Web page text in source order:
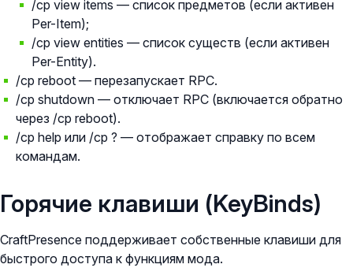
/cp view items — список предметов (если активен
Per-Item);
/cp view entities — список существ (если активен
Per-Entity).
/cp reboot — перезапускает RPC.
/cp shutdown — отключает RPC (включается обратно
через /cp reboot).
/cp help или /cp ? — отображает справку по всем
командам.
Горячие клавиши (KeyBinds)
CraftPresence поддерживает собственные клавиши для
быстрого доступа к функциям мода.